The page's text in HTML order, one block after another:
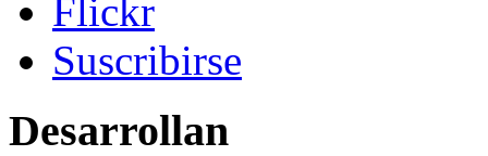
Flickr
Suscribirse
Desarrollan